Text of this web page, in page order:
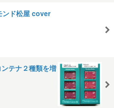
ンド松屋 cover
テナ２種類を増